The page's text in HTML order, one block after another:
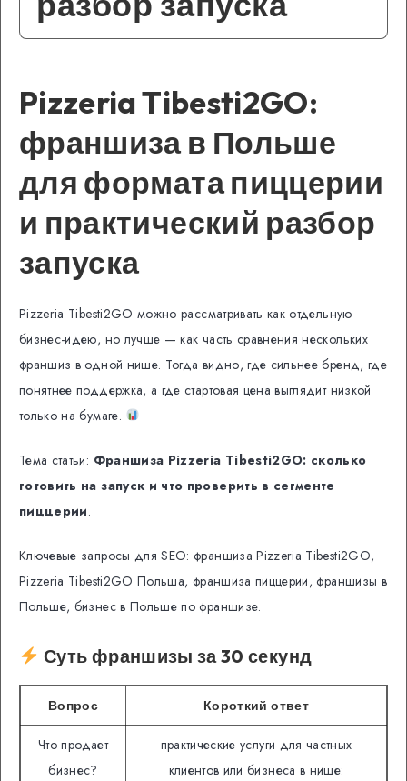
Pizzeria Tibesti2GO:
франшиза в Польше
для формата пиццерии
и практический разбор
запуска
Pizzeria Tibesti2GO можно рассматривать как отдельную
бизнес-идею, но лучше — как часть сравнения нескольких
франшиз в одной нише. Тогда видно, где сильнее бренд, где
понятнее поддержка, а где стартовая цена выглядит низкой
только на бумаге.
Тема статьи: Франшиза Pizzeria Tibesti2GO: сколько
готовить на запуск и что проверить в сегменте
пиццерии.
Ключевые запросы для SEO: франшиза Pizzeria Tibesti2GO,
Pizzeria Tibesti2GO Польша, франшиза пиццерии, франшизы в
Польше, бизнес в Польше по франшизе.
Суть франшизы за 30 секунд
Вопрос Короткий ответ
Что продает
бизнес?
практические услуги для частных
клиентов или бизнеса в нише: